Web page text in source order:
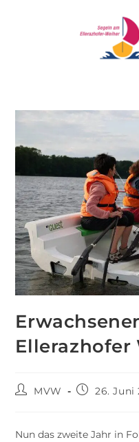
Ellerazhofer
MVW 26. Juni
Nun das zweite Jahr in